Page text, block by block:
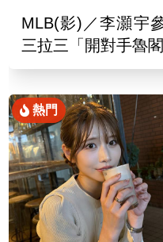
MLB(影)／李灝宇
三拉三「開對手魯
熱門